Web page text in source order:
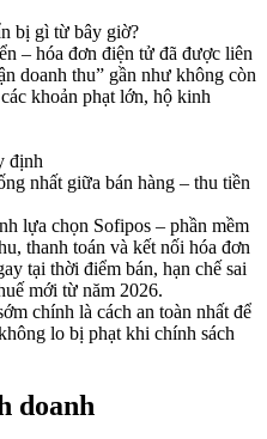
bị gì từ bây giờ?
– hóa đơn điện tử đã được liên
doanh thu” gần như không còn
khoản phạt lớn, hộ kinh
định
nhất giữa bán hàng – thu tiền
lựa chọn Sofipos – phần mềm
thanh toán và kết nối hóa đơn
tại thời điểm bán, hạn chế sai
mới từ năm 2026.
chính là cách an toàn nhất để
lo bị phạt khi chính sách
doanh